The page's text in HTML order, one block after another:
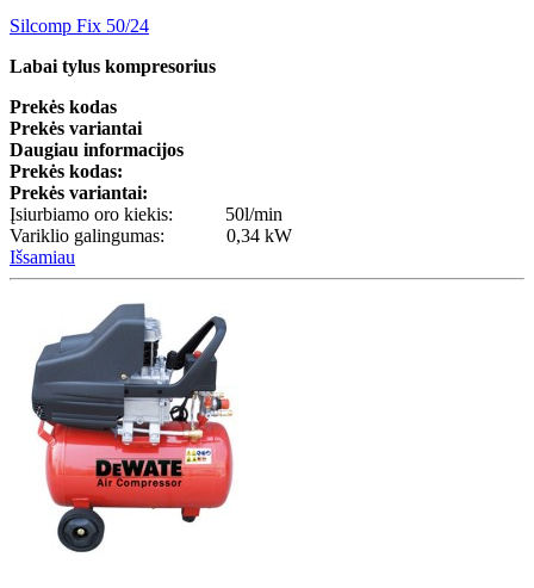
Silcomp Fix 50/24
Labai tylus kompresorius
Prekės kodas
Prekės variantai
Daugiau informacijos
Prekės kodas:
Prekės variantai:
Įsiurbiamo oro kiekis: 50l/min
Variklio galingumas: 0,34 kW
Išsamiau